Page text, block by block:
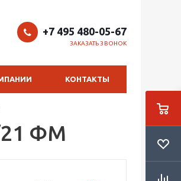
+7 495 480-05-67
ЗАКАЗАТЬ ЗВОНОК
КОНТАКТЫ
ФМ